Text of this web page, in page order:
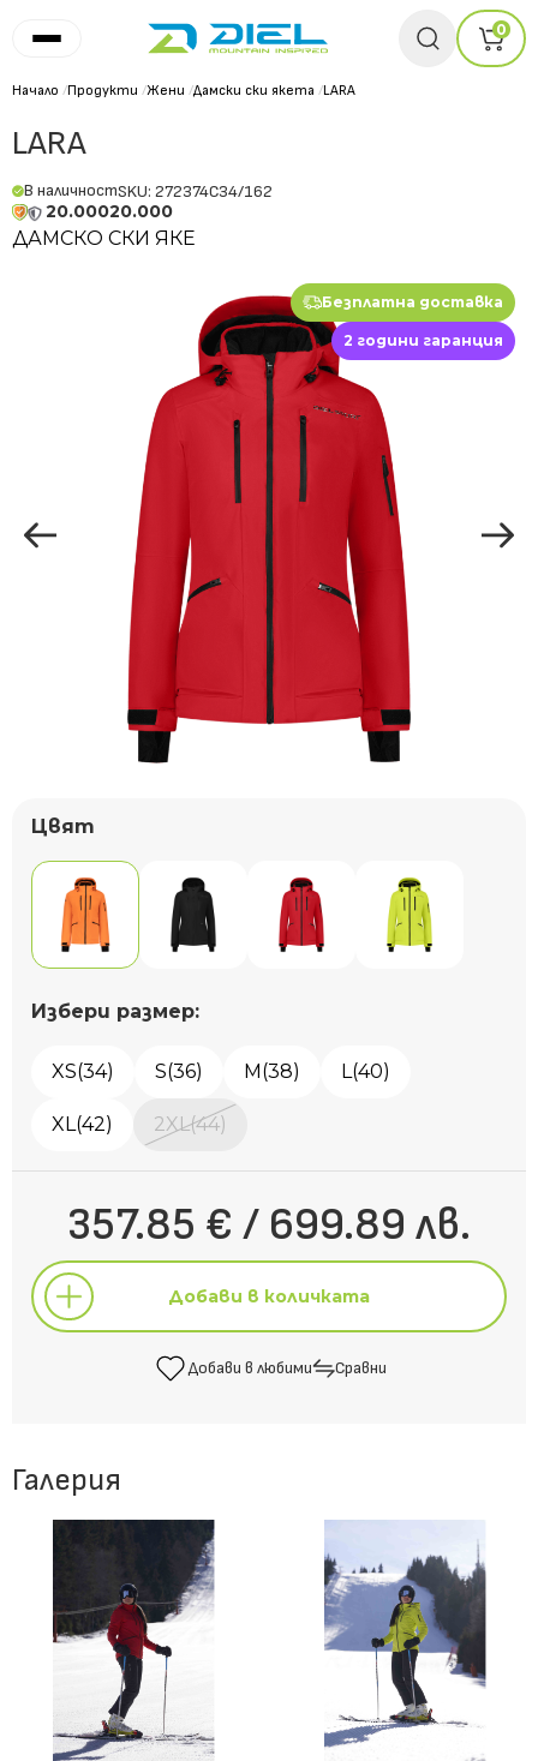
0
Начало /Продукти /Жени /Дамски ски якета /LARA
LARA
В наличностSKU: 272374C34/162
20.00020.000
ДАМСКО СКИ ЯКЕ
Безплатна доставка
2 години гаранция
Цвят
Избери размер:
XS(34) S(36) M(38) L(40)
XL(42) 2XL(44)
357.85 € / 699.89 лв.
Добави в количката
Добави в любими Сравни
Галерия